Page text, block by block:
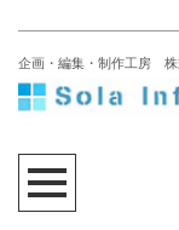
企画・編集・制作工房 株